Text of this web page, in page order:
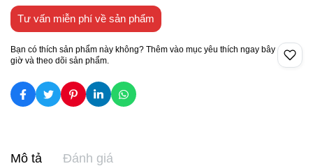
Tư vấn miễn phí về sản phẩm
Bạn có thích sản phẩm này không? Thêm vào mục yêu thích ngay bây
giờ và theo dõi sản phẩm.
Mô tả Đánh giá